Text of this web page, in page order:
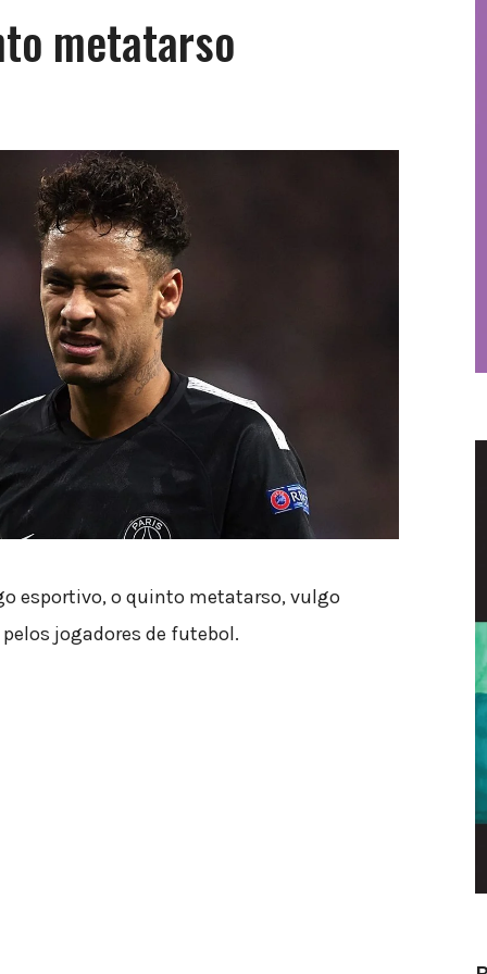
metatarso
esportivo, o quinto metatarso, vulgo
jogadores de futebol.